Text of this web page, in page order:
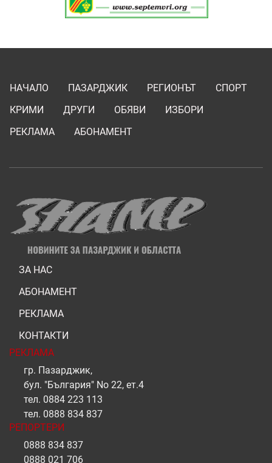
НАЧАЛО ПАЗАРДЖИК РЕГИОНЪТ
СПОРТ
КРИМИ
ДРУГИ ОБЯВИ
ИЗБОРИ
РЕКЛАМА
АБОНАМЕНТ
ЗА НАС
АБОНАМЕНТ
РЕКЛАМА
КОНТАКТИ
РЕКЛАМА
гр. Пазарджик,
бул. "България" No 22, ет.4
тел. 0884 223 113
тел. 0888 834 837
РЕПОРТЕРИ
0888 834 837
0888 021 706